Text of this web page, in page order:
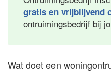
gratis en vrijblijvend
ontruimingsbedrijf bij
Wat doet een